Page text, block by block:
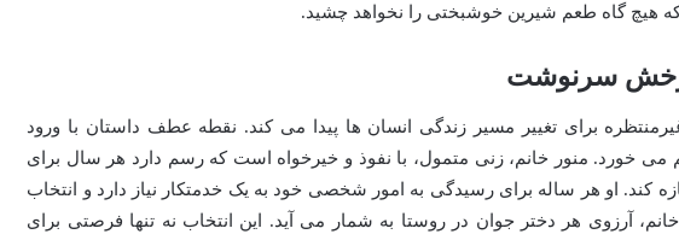
هیچ گاه طعم شیرین خوشبختی را نخواهد چشید.
سرنوشت
برای تغییر مسیر زندگی انسان ها پیدا می کند. نقطه عطف داستان با ورود
می خورد. منور خانم، زنی متمول، با نفوذ و خیرخواه است که رسم دارد هر سال برای
کند. او هر ساله برای رسیدگی به امور شخصی خود به یک خدمتکار نیاز دارد و انتخاب
آرزوی هر دختر جوان در روستا به شمار می آید. این انتخاب نه تنها فرصتی برای